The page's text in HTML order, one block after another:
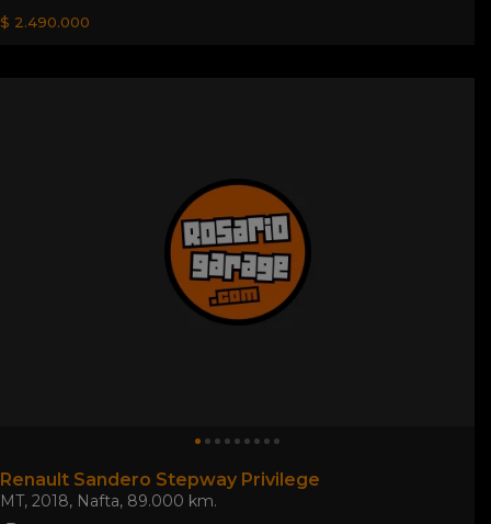
$ 2.490.000
Renault Sandero Stepway Privilege
MT, 2018, Nafta, 89.000 km.